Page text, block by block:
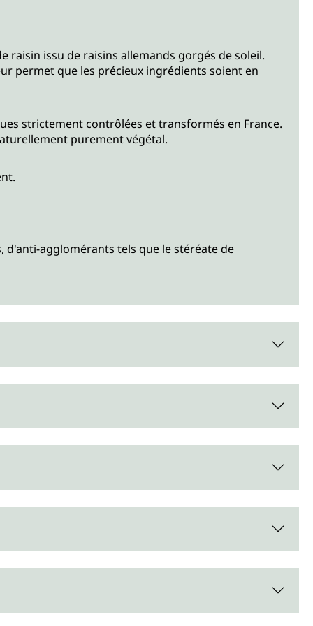
raisin issu de raisins allemands gorgés de soleil.
permet que les précieux ingrédients soient en
strictement contrôlées et transformés en France.
purement végétal.
d'anti-agglomérants tels que le stéréate de